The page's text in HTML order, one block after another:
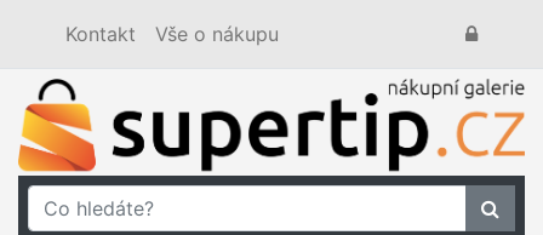
Kontakt Vše o nákupu